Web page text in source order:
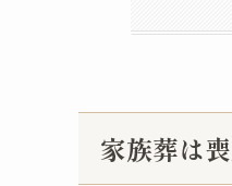
家族葬は